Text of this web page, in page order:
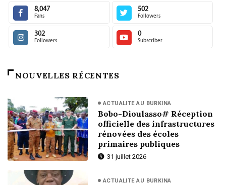
8,047
Fans
502
Followers
302
Followers
0
Subscriber
NOUVELLES RÉCENTES
ACTUALITE AU BURKINA
Bobo-Dioulasso# Réception
officielle des infrastructures
rénovées des écoles
primaires publiques
31 juillet 2026
ACTUALITE AU BURKINA